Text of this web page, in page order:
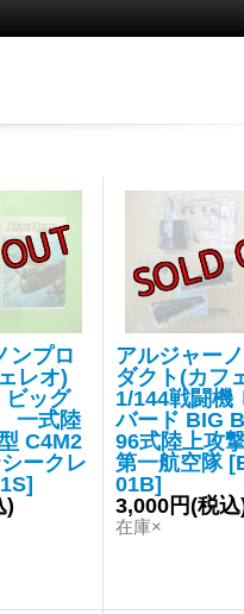
ンプロ
レオ)
ビッグ
一式陸
C4M2
ークレ
]
)
アルジャー
ダクト(カフ
1/144戦闘機
バード BIG
96式陸上攻
第一航空隊 [
01B]
3,000円(税込
在庫×